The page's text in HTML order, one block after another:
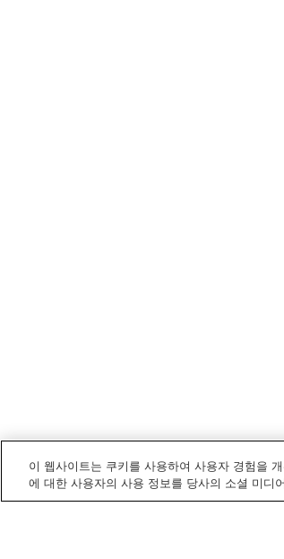
이 웹사이트는 쿠키를 사용하여 사용자 경험을
에 대한 사용자의 사용 정보를 당사의 소셜 미디